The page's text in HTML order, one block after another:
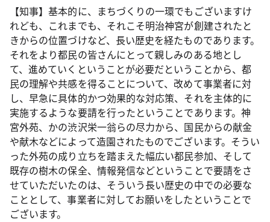
【知事】基本的に、まちづくりの一環でもございますけ
れども、これまでも、それこそ明治神宮が創建されたと
きからの位置づけなど、長い歴史を経たものであります。
それをより都民の皆さんにとって親しみのある地とし
て、進めていくということが必要だということから、都
民の理解や共感を得ることについて、改めて事業者に対
し、早急に具体的かつ効果的な対応策、それを主体的に
実施するような要請を行ったということであります。神
宮外苑、かの渋沢栄一翁らの尽力から、国民からの献金
や献木などによって造園されたものでございます。そうい
った外苑の成り立ちを踏まえた幅広い都民参加、そして
既存の樹木の保全、情報発信などということで要請をさ
せていただいたのは、そういう長い歴史の中での必要な
こととして、事業者に対してお願いをしたということで
ございます。